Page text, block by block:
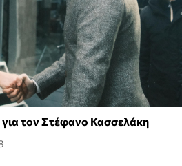
τον Στέφανο Κασσελάκη